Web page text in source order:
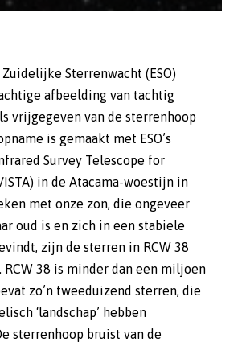
Zuidelijke Sterrenwacht (ESO)
afbeelding van tachtig
vrijgegeven van de sterrenhoop
is gemaakt met ESO’s
Survey Telescope for
in de Atacama-woestijn in
met onze zon, die ongeveer
oud is en zich in een stabiele
zijn de sterren in RCW 38
RCW 38 is minder dan een miljoen
zo’n tweeduizend sterren, die
‘landschap’ hebben
sterrenhoop bruist van de